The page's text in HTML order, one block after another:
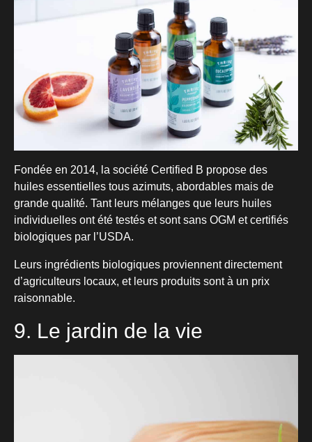
Fondée en 2014, la société Certified B propose des
huiles essentielles tous azimuts, abordables mais de
grande qualité. Tant leurs mélanges que leurs huiles
individuelles ont été testés et sont sans OGM et certifiés
biologiques par l’USDA.
Leurs ingrédients biologiques proviennent directement
d’agriculteurs locaux, et leurs produits sont à un prix
raisonnable.
9. Le jardin de la vie